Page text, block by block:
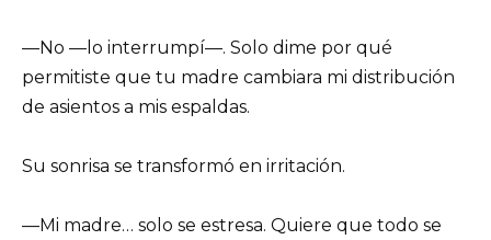
—No —lo interrumpí—. Solo dime por qué
permitiste que tu madre cambiara mi distribución
de asientos a mis espaldas.
Su sonrisa se transformó en irritación.
—Mi madre… solo se estresa. Quiere que todo se